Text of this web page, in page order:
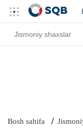
Jismoniy shaxslar
Bosh sahifa